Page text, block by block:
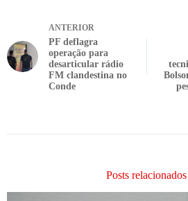
ANTERIOR
PF deflagra
operação para
desarticular rádio
FM clandestina no
Conde
Posts relacionados